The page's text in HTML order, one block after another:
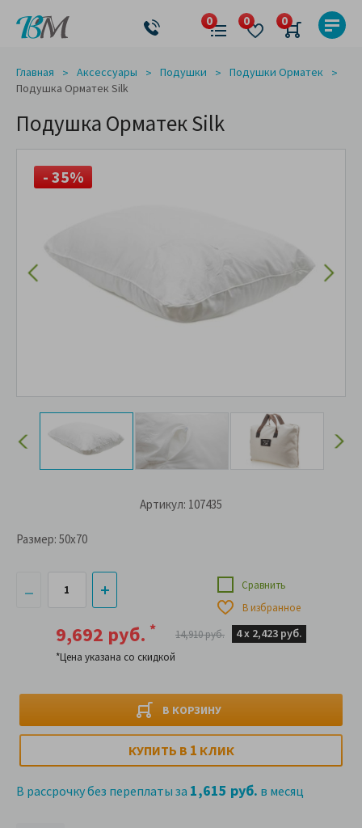
Главная Аксессуары Подушки
Подушки Орматек
Подушка Орматек Silk
Подушка Орматек Silk
- 35%
Артикул: 107435
9,692 руб. *
*Цена указана со скидкой
14,910 руб. 4 х 2,423 руб.
В КОРЗИНУ
Сравнить
В избранное
КУПИТЬ В 1 КЛИК
В рассрочку без переплаты за 1,615 руб. в месяц
Размер: 50x70